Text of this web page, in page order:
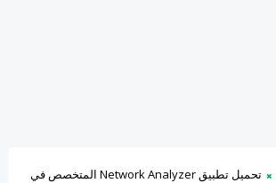
تحميل تطبيق Network Analyzer المتخصص في